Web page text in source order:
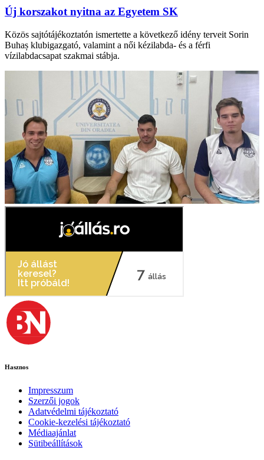
Új korszakot nyitna az Egyetem SK
Közös sajtótájékoztatón ismertette a következő idény terveit Sorin
Buhaș klubigazgató, valamint a női kézilabda- és a férfi
vízilabdacsapat szakmai stábja.
Hasznos
Impresszum
Szerzői jogok
Adatvédelmi tájékoztató
Cookie-kezelési tájékoztató
Médiaajánlat
Sütibeállítások